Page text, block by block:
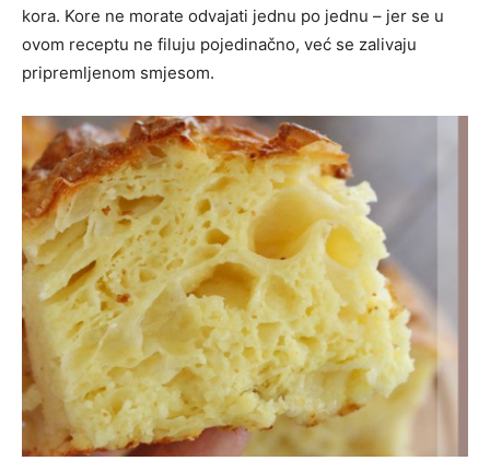
kora. Kore ne morate odvajati jednu po jednu – jer se u
ovom receptu ne filuju pojedinačno, već se zalivaju
pripremljenom smjesom.